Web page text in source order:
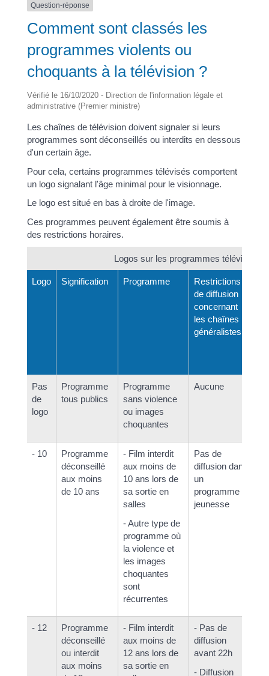
Question-réponse
Comment sont classés les
programmes violents ou
choquants à la télévision ?
Vérifié le 16/10/2020 - Direction de l'information légale et
administrative (Premier ministre)
Les chaînes de télévision doivent signaler si leurs
programmes sont déconseillés ou interdits en dessous
d'un certain âge.
Pour cela, certains programmes télévisés comportent
un logo signalant l'âge minimal pour le visionnage.
Le logo est situé en bas à droite de l'image.
Ces programmes peuvent également être soumis à
des restrictions horaires.
Logos sur les programmes télévisés
Logo Signification Programme
Restrictions
de diffusion
concernant
les chaînes
généralistes
Pas
de
logo
Programme
tous publics
Programme
sans violence
ou images
choquantes
Aucune
- 10
Programme
déconseillé
aux moins
de 10 ans
- Film interdit
aux moins de
10 ans lors de
sa sortie en
salles
- Autre type de
programme où
la violence et
les images
choquantes
sont
récurrentes
Pas de
diffusion dans
un
programme
jeunesse
- 12
Programme
déconseillé
ou interdit
aux moins
- Film interdit
aux moins de
12 ans lors de
sa sortie en
- Pas de
diffusion
avant 22h
- Diffusion